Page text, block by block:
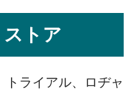
トア
トライアル、ロヂャ